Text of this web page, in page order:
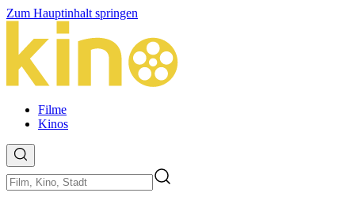
Zum Hauptinhalt springen
Filme
Kinos